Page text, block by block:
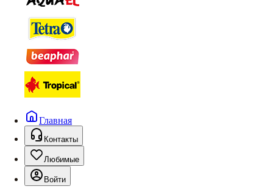
Главная
Контакты
Любимые
Войти